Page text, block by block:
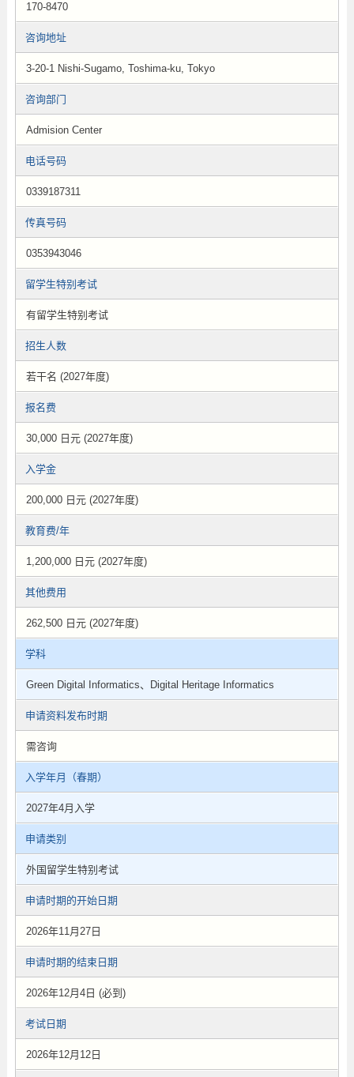
170-8470
咨询地址
3-20-1 Nishi-Sugamo, Toshima-ku, Tokyo
咨询部门
Admision Center
电话号码
0339187311
传真号码
0353943046
留学生特别考试
有留学生特别考试
招生人数
若干名 (2027年度)
报名费
30,000 日元 (2027年度)
入学金
200,000 日元 (2027年度)
教育费/年
1,200,000 日元 (2027年度)
其他费用
262,500 日元 (2027年度)
学科
Green Digital Informatics、Digital Heritage Informatics
申请资料发布时期
需咨询
入学年月（春期）
2027年4月入学
申请类别
外国留学生特别考试
申请时期的开始日期
2026年11月27日
申请时期的结束日期
2026年12月4日 (必到)
考试日期
2026年12月12日